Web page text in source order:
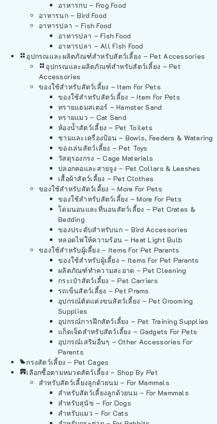
อาหารกบ – Frog Food
อาหารนก – Bird Food
อาหารปลา – Fish Food
อาหารปลา – Fish Food
อาหารปลา – All Fish Food
อุปกรณและผลิตภัณฑ์สำหรับสัตว์เลี้ยง – Pet Accessories
อุปกรณและผลิตภัณฑ์สำหรับสัตว์เลี้ยง – Pet
Accessories
ของใช้สำหรับสัตว์เลี้ยง – Item For Pets
ของใช้สำหรับสัตว์เลี้ยง – Item For Pets
ทรายแฮมสเตอร์ – Hamster Sand
ทรายแมว – Cat Sand
ห้องน้ำสัตว์เลี้ยง – Pet Toilets
ชามและเครื่องป้อน – Bowls, Feeders & Watering
ของเล่นสัตว์เลี้ยง – Pet Toys
วัสดุรองกรง – Cage Materials
ปลอกคอและสายจูง – Pet Collars & Leashes
เสื้อผ้าสัตว์เลี้ยง – Pet Clothes
ของใช้สำหรับสัตว์เลี้ยง – More For Pets
ของใช้สำหรับสัตว์เลี้ยง – More For Pets
โดมนอนและที่นอนสัตว์เลี้ยง – Pet Crates &
Bedding
ของประดับสำหรับนก – Bird Accessories
หลอดไฟให้ความร้อน – Heat Light Bulb
ของใช้สำหรับผู้เลี้ยง – Items For Pet Parents
ของใช้สำหรับผู้เลี้ยง – Items For Pet Parents
ผลิตภัณฑ์ทำความสะอาด – Pet Cleaning
กระเป๋าสัตว์เลี้ยง – Pet Carriers
รถเข็นสัตว์เลี้ยง – Pet Prams
อุปกรณ์ตัดแต่งขนสัตว์เลี้ยง – Pet Grooming
Supplies
อุปกรณ์การฝึกสัตว์เลี้ยง – Pet Training Supplies
แก็ดเจ็ตสำหรับสัตว์เลี้ยง – Gadgets For Pets
อุปกรณ์เสริมอื่นๆ – Other Accessories For
Parents
กรงสัตว์เลี้ยง – Pet Cages
เลือกซื้อตามหมวดสัตว์เลี้ยง – Shop By Pet
สำหรับสัตว์เลี้ยงลูกด้วยนม – For Mammals
สำหรับสัตว์เลี้ยงลูกด้วยนม – For Mammals
สำหรับสุนัข – For Dogs
สำหรับแมว – For Cats